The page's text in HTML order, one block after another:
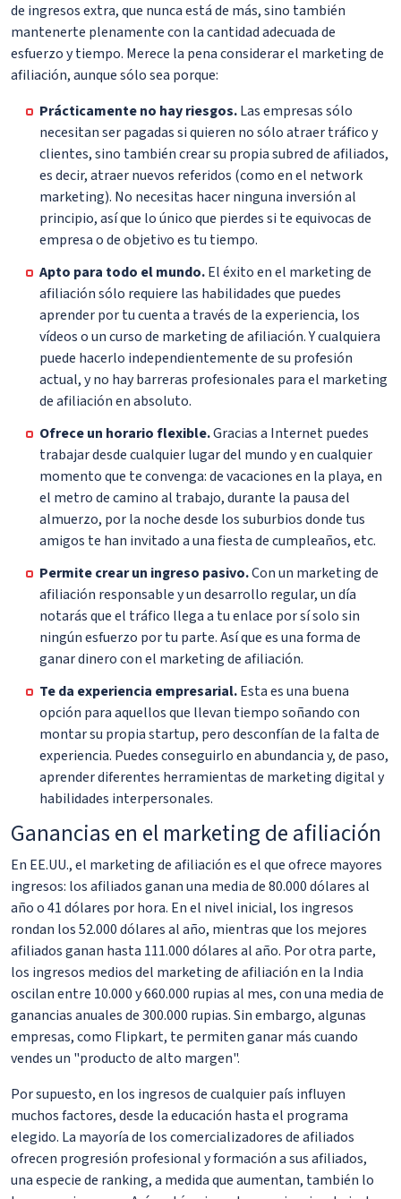
de ingresos extra, que nunca está de más, sino también
mantenerte plenamente con la cantidad adecuada de
esfuerzo y tiempo. Merece la pena considerar el marketing de
afiliación, aunque sólo sea porque:
Prácticamente no hay riesgos.Las empresas sólo
necesitan ser pagadas si quieren no sólo atraer tráfico y
clientes, sino también crear su propia subred de afiliados,
es decir, atraer nuevos referidos (como en el network
marketing). No necesitas hacer ninguna inversión al
principio, así que lo único que pierdes si te equivocas de
empresa o de objetivo es tu tiempo.
Apto para todo el mundo.El éxito en el marketing de
afiliación sólo requiere las habilidades que puedes
aprender por tu cuenta a través de la experiencia, los
vídeos o un curso de marketing de afiliación. Y cualquiera
puede hacerlo independientemente de su profesión
actual, y no hay barreras profesionales para el marketing
de afiliación en absoluto.
Ofrece un horario flexible.Gracias a Internet puedes
trabajar desde cualquier lugar del mundo y en cualquier
momento que te convenga: de vacaciones en la playa, en
el metro de camino al trabajo, durante la pausa del
almuerzo, por la noche desde los suburbios donde tus
amigos te han invitado a una fiesta de cumpleaños, etc.
Permite crear un ingreso pasivo.Con un marketing de
afiliación responsable y un desarrollo regular, un día
notarás que el tráfico llega a tu enlace por sí solo sin
ningún esfuerzo por tu parte. Así que es una forma de
ganar dinero con el marketing de afiliación.
Te da experiencia empresarial.Esta es una buena
opción para aquellos que llevan tiempo soñando con
montar su propia startup, pero desconfían de la falta de
experiencia. Puedes conseguirlo en abundancia y, de paso,
aprender diferentes herramientas de marketing digital y
habilidades interpersonales.
Ganancias en el marketing de afiliación
En EE.UU., el marketing de afiliación es el que ofrece mayores
ingresos: los afiliados ganan una media de 80.000 dólares al
año o 41 dólares por hora. En el nivel inicial, los ingresos
rondan los 52.000 dólares al año, mientras que los mejores
afiliados ganan hasta 111.000 dólares al año. Por otra parte,
los ingresos medios del marketing de afiliación en la India
oscilan entre 10.000 y 660.000 rupias al mes, con una media de
ganancias anuales de 300.000 rupias. Sin embargo, algunas
empresas, como Flipkart, te permiten ganar más cuando
vendes un "producto de alto margen".
Por supuesto, en los ingresos de cualquier país influyen
muchos factores, desde la educación hasta el programa
elegido. La mayoría de los comercializadores de afiliados
ofrecen progresión profesional y formación a sus afiliados,
una especie de ranking, a medida que aumentan, también lo